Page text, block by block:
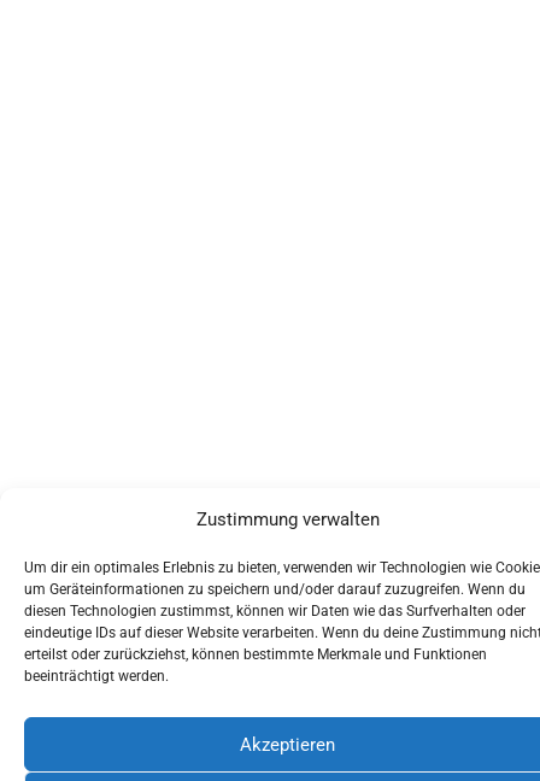
Zustimmung verwalten
Um dir ein optimales Erlebnis zu bieten, verwenden wir Technologien wie
um Geräteinformationen zu speichern und/oder darauf zuzugreifen. Wenn du
diesen Technologien zustimmst, können wir Daten wie das Surfverhalten oder
eindeutige IDs auf dieser Website verarbeiten. Wenn du deine Zustimmung
erteilst oder zurückziehst, können bestimmte Merkmale und Funktionen
beeinträchtigt werden.
Akzeptieren